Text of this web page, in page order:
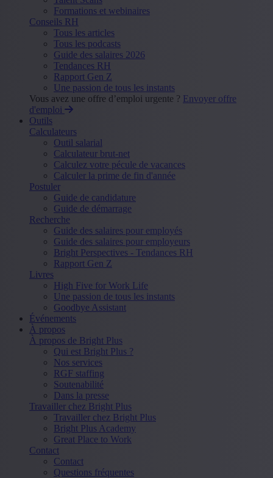
Formations et webinaires
Conseils RH
Tous les articles
Tous les podcasts
Guide des salaires 2026
Tendances RH
Rapport Gen Z
Une passion de tous les instants
Vous avez une offre d’emploi urgente ? Envoyer offre
d'emploi
Outils
Calculateurs
Outil salarial
Calculateur brut-net
Calculez votre pécule de vacances
Calculer la prime de fin d'année
Postuler
Guide de candidature
Guide de démarrage
Recherche
Guide des salaires pour employés
Guide des salaires pour employeurs
Bright Perspectives - Tendances RH
Rapport Gen Z
Livres
High Five for Work Life
Une passion de tous les instants
Goodbye Assistant
Événements
À propos
À propos de Bright Plus
Qui est Bright Plus ?
Nos services
RGF staffing
Soutenabilité
Dans la presse
Travailler chez Bright Plus
Travailler chez Bright Plus
Bright Plus Academy
Great Place to Work
Contact
Contact
Questions fréquentes